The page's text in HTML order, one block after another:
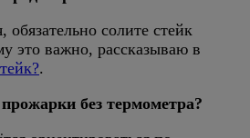
обязательно солите стейк
это важно, рассказываю в
.
без термометра?